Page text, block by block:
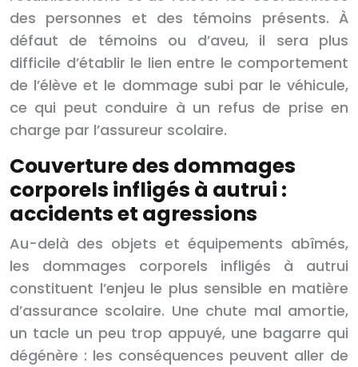
des personnes et des témoins présents. À
défaut de témoins ou d’aveu, il sera plus
difficile d’établir le lien entre le comportement
de l’élève et le dommage subi par le véhicule,
ce qui peut conduire à un refus de prise en
charge par l’assureur scolaire.
Couverture des dommages
corporels infligés à autrui :
accidents et agressions
Au-delà des objets et équipements abîmés,
les dommages corporels infligés à autrui
constituent l’enjeu le plus sensible en matière
d’assurance scolaire. Une chute mal amortie,
un tacle un peu trop appuyé, une bagarre qui
dégénère : les conséquences peuvent aller de